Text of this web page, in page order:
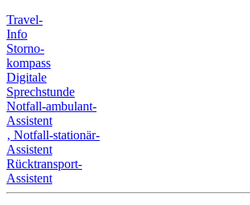
Travel-
Info
Storno-
kompass
Digitale
Sprechstunde
Notfall-ambulant-
Assistent
‚ Notfall-stationär-
Assistent
Rücktransport-
Assistent